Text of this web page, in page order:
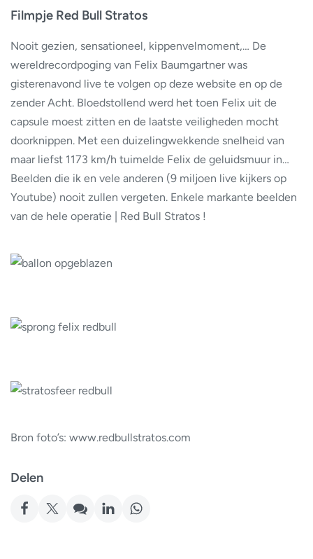
Filmpje Red Bull Stratos
Nooit gezien, sensationeel, kippenvelmoment,… De
wereldrecordpoging van Felix Baumgartner was
gisterenavond live te volgen op deze website en op de
zender Acht. Bloedstollend werd het toen Felix uit de
capsule moest zitten en de laatste veiligheden mocht
doorknippen. Met een duizelingwekkende snelheid van
maar liefst 1173 km/h tuimelde Felix de geluidsmuur in…
Beelden die ik en vele anderen (9 miljoen live kijkers op
Youtube) nooit zullen vergeten. Enkele markante beelden
van de hele operatie | Red Bull Stratos !
Bron foto’s: www.redbullstratos.com
Delen